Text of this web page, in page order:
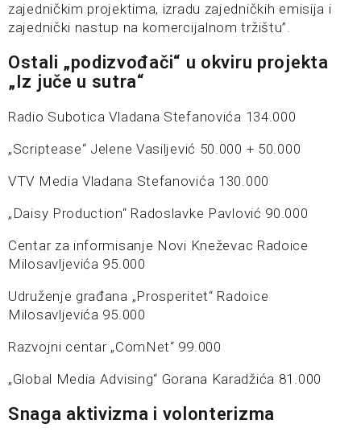
zajedničkim projektima, izradu zajedničkih emisija i
zajednički nastup na komercijalnom tržištu”.
Ostali „podizvođači“ u okviru projekta
„Iz juče u sutra“
Radio Subotica Vladana Stefanovića 134.000
„Scriptease“ Jelene Vasiljević 50.000 + 50.000
VTV Media Vladana Stefanovića 130.000
„Daisy Production“ Radoslavke Pavlović 90.000
Centar za informisanje Novi Kneževac Radoice
Milosavljevića 95.000
Udruženje građana „Prosperitet“ Radoice
Milosavljevića 95.000
Razvojni centar „ComNet“ 99.000
„Global Media Advising“ Gorana Karadžića 81.000
Snaga aktivizma i volonterizma